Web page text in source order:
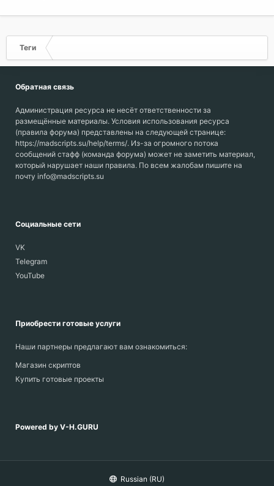
Теги
Обратная связь
Администрация ресурса не несёт ответственности за
размещённые материалы. Условия использования ресурса
(правила форума) представлены на следующей странице:
https://madscripts.su/help/terms/. Из-за огромного потока
сообщений стафф (команда форума) может не заметить материал,
который нарушает наши правила. По всем жалобам пишите на
почту info@madscripts.su
Социальные сети
VK
Telegram
YouTube
Приобрести готовые услуги
Наши партнеры предлагают вам ознакомиться:
Магазин скриптов
Купить готовые проекты
Powered by V-H.GURU
Russian (RU)